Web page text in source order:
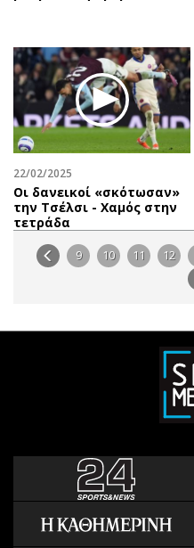
22/02/2025
Οι δανεικοί «σκότωσαν»
την Τσέλσι - Χαμός στην
τετράδα
9 10 11 12